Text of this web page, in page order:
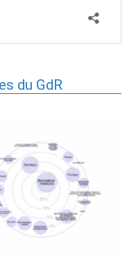
du GdR
Expertises du GdR -
par mots-clés
- 19/09/2025